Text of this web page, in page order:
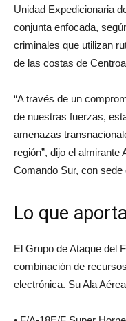
Unidad Expedicionaria
conjunta enfocada,
criminales que utilizan
de las costas de
“A través de un
de nuestras fuerzas,
amenazas
región”, dijo el
Comando Sur, con sede
Lo que
El Grupo de Ataque del
combinación de
electrónica. Su Ala